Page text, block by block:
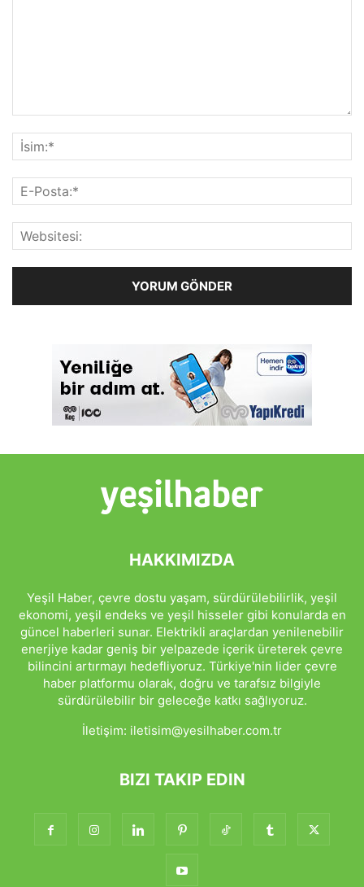
HAKKIMIZDA
Yeşil Haber, çevre dostu yaşam, sürdürülebilirlik, yeşil
ekonomi, yeşil endeks ve yeşil hisseler gibi konularda en
güncel haberleri sunar. Elektrikli araçlardan yenilenebilir
enerjiye kadar geniş bir yelpazede içerik üreterek çevre
bilincini artırmayı hedefliyoruz. Türkiye'nin lider çevre
haber platformu olarak, doğru ve tarafsız bilgiyle
sürdürülebilir bir geleceğe katkı sağlıyoruz.
İletişim: iletisim@yesilhaber.com.tr
BIZI TAKIP EDIN